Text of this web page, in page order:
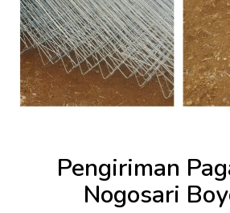
Pengiriman
Nogosari